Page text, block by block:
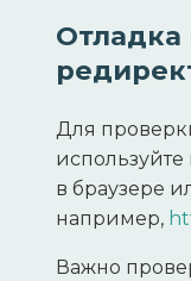
Отладка
Для
в браузере
например,
Важно